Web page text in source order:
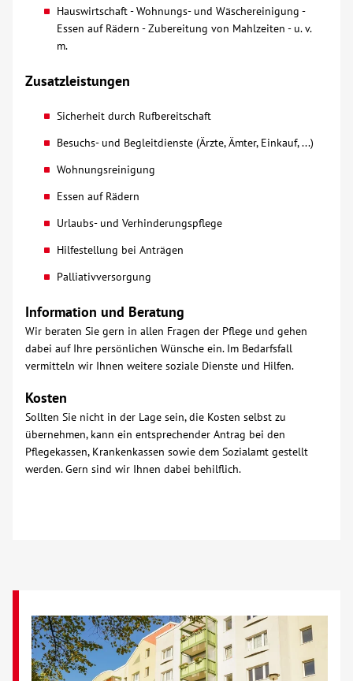
Hauswirtschaft - Wohnungs- und Wäschereinigung -
Essen auf Rädern - Zubereitung von Mahlzeiten - u. v.
m.
Zusatzleistungen
Sicherheit durch Rufbereitschaft
Besuchs- und Begleitdienste (Ärzte, Ämter, Einkauf, ...)
Wohnungsreinigung
Essen auf Rädern
Urlaubs- und Verhinderungspflege
Hilfestellung bei Anträgen
Palliativversorgung
Information und Beratung
Wir beraten Sie gern in allen Fragen der Pflege und gehen
dabei auf Ihre persönlichen Wünsche ein. Im Bedarfsfall
vermitteln wir Ihnen weitere soziale Dienste und Hilfen.
Kosten
Sollten Sie nicht in der Lage sein, die Kosten selbst zu
übernehmen, kann ein entsprechender Antrag bei den
Pflegekassen, Krankenkassen sowie dem Sozialamt gestellt
werden. Gern sind wir Ihnen dabei behilflich.